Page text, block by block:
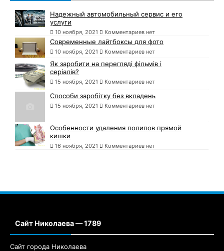
Надежный автомобильный сервис и его
услуги
10 ноября, 2021 Комментариев нет
Современные лайтбоксы для фото
10 ноября, 2021 Комментариев нет
Як заробити на перегляді фільмів і
серіалів?
15 ноября, 2021 Комментариев нет
Способи заробітку без вкладень
15 ноября, 2021 Комментариев нет
Особенности удаления полипов прямой
кишки
16 ноября, 2021 Комментариев нет
Сайт Николаева — 1789
Сайт города Николаева